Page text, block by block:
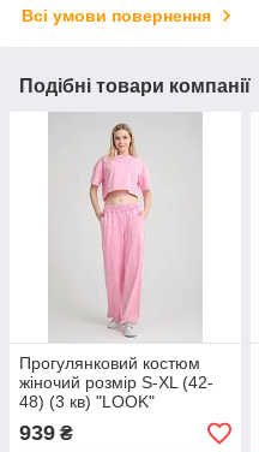
Всі умови повернення
Подібні товари компанії
Прогулянковий костюм
жіночий розмір S-XL (42-
48) (3 кв) "LOOK"
недорого від прямого
постачальника
939 ₴